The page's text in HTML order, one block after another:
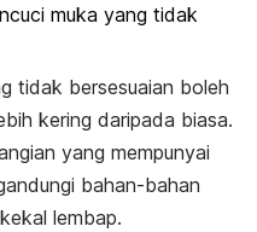
muka yang tidak
tidak bersesuaian boleh
kering daripada biasa.
yang mempunyai
bahan-bahan
lembap.